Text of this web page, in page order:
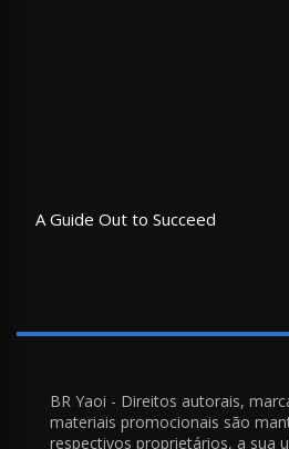
A Guide Out to Succeed
BR Yaoi - Direitos autorais,
materiais promocionais são
respectivos proprietários, a sua